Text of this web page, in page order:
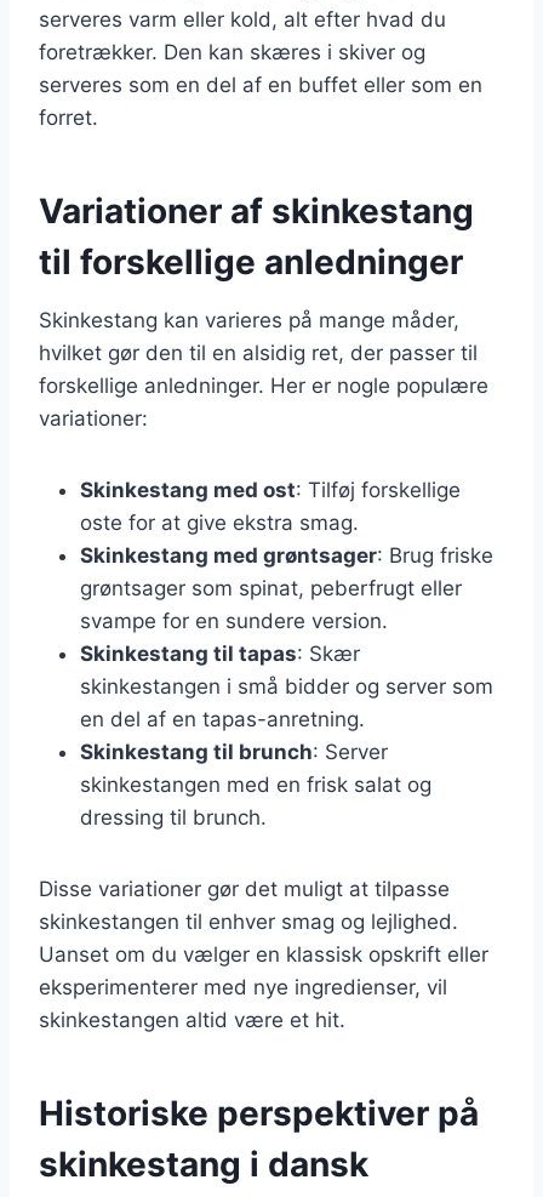
serveres varm eller kold, alt efter hvad du
foretrækker. Den kan skæres i skiver og
serveres som en del af en buffet eller som en
forret.
Variationer af skinkestang
til forskellige anledninger
Skinkestang kan varieres på mange måder,
hvilket gør den til en alsidig ret, der passer til
forskellige anledninger. Her er nogle populære
variationer:
Skinkestang med ost: Tilføj forskellige
oste for at give ekstra smag.
Skinkestang med grøntsager: Brug friske
grøntsager som spinat, peberfrugt eller
svampe for en sundere version.
Skinkestang til tapas: Skær
skinkestangen i små bidder og server som
en del af en tapas-anretning.
Skinkestang til brunch: Server
skinkestangen med en frisk salat og
dressing til brunch.
Disse variationer gør det muligt at tilpasse
skinkestangen til enhver smag og lejlighed.
Uanset om du vælger en klassisk opskrift eller
eksperimenterer med nye ingredienser, vil
skinkestangen altid være et hit.
Historiske perspektiver på
skinkestang i dansk